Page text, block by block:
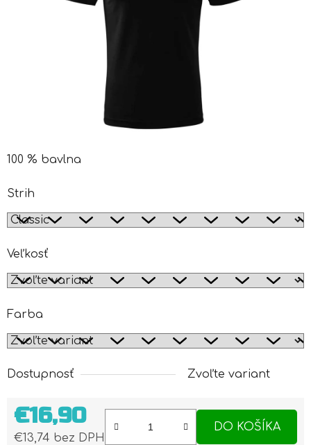
100 % bavlna
Strih
Veľkosť
Farba
Dostupnosť Zvoľte variant
€16,90
€13,74 bez DPH
DO KOŠÍKA